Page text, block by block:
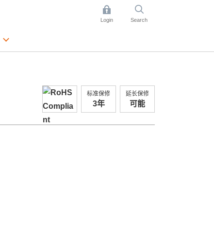
Login Search
标准保修
3年
延长保修
可能